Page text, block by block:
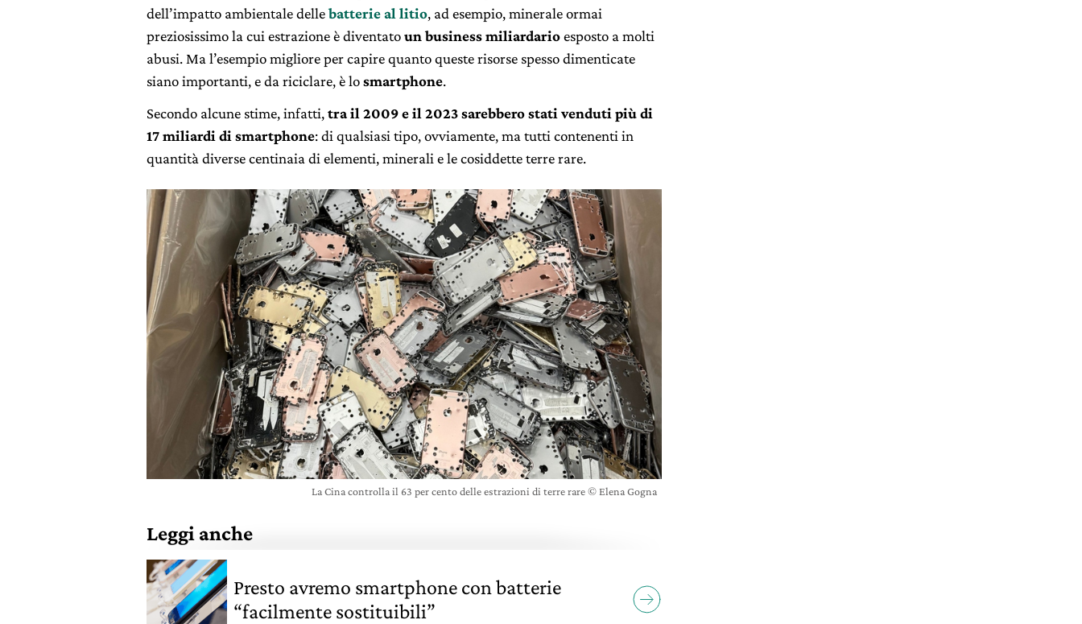
dell’impatto ambientale dellebatterie al litio, ad esempio, minerale ormai
preziosissimo la cui estrazione è diventatoun business miliardarioesposto a molti
abusi. Ma l’esempio migliore per capire quanto queste risorse spesso dimenticate
siano importanti, e da riciclare, è losmartphone.
Secondo alcune stime, infatti,tra il 2009 e il 2023 sarebbero stati venduti più di
17 miliardi di smartphone: di qualsiasi tipo, ovviamente, ma tutti contenenti in
quantità diverse centinaia di elementi, minerali e le cosiddette terre rare.
La Cina controlla il 63 per cento delle estrazioni di terre rare © Elena Gogna
Leggi anche
Presto avremo smartphone con batterie
“facilmente sostituibili”